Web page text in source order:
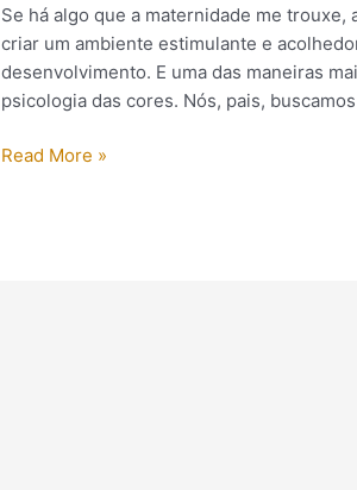
Se há algo que a maternidade me
criar um ambiente estimulante e
desenvolvimento. E uma das maneiras
psicologia das cores. Nós, pais,
Read More »